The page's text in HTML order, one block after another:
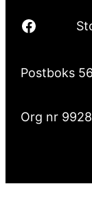
Postboks
Org nr